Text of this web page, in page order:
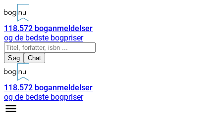
118.572 boganmeldelser
og de bedste bogpriser
Søg Chat
118.572 boganmeldelser
og de bedste bogpriser